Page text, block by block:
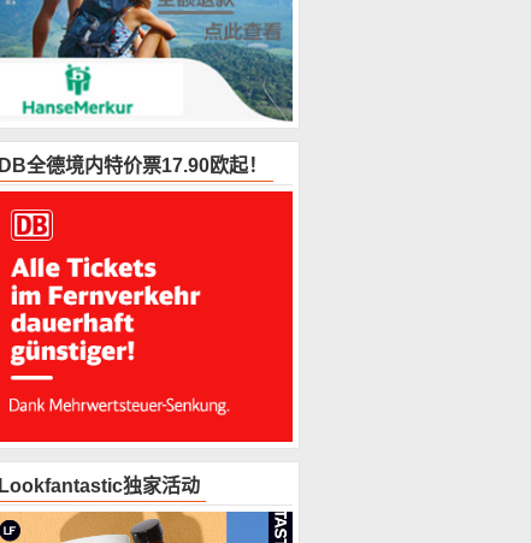
DB全德境内特价票17.90欧起！
Lookfantastic独家活动